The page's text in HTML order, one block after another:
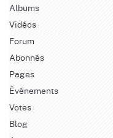
Albums
Vidéos
Forum
Abonnés
Pages
Événements
Votes
Blog